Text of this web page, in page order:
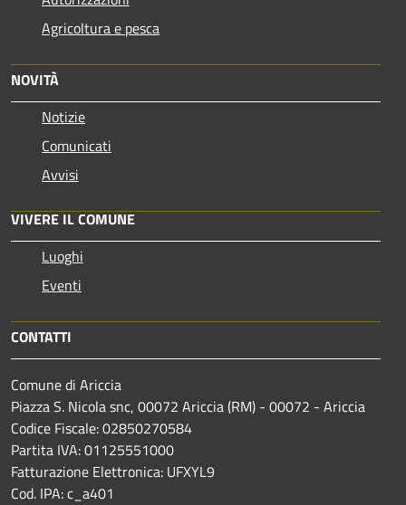
Agricoltura e pesca
NOVITÀ
Notizie
Comunicati
Avvisi
VIVERE IL COMUNE
Luoghi
Eventi
CONTATTI
Comune di Ariccia
Piazza S. Nicola snc, 00072 Ariccia (RM) - 00072 - Ariccia
Codice Fiscale: 02850270584
Partita IVA: 01125551000
Fatturazione Elettronica: UFXYL9
Cod. IPA: c_a401